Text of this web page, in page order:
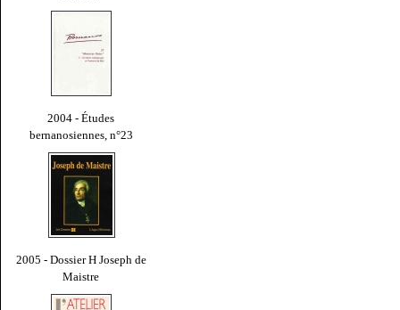
2004 - Études
bernanosiennes, n°23
2005 - Dossier H Joseph de
Maistre